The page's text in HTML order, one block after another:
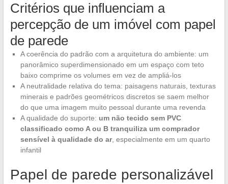
Critérios que influenciam a
percepção de um imóvel com papel
de parede
A coerência do padrão com a arquitetura do ambiente: um
panorâmico superdimensionado em um espaço com teto
baixo comprime os volumes em vez de ampliá-los
A neutralidade relativa do tema: paisagens naturais, texturas
minerais e padrões geométricos discretos se saem melhor
do que uma imagem muito pessoal durante uma revenda
A qualidade do suporte: um não tecido sem PVC
classificado como A ou B tranquiliza um comprador
sensível à qualidade do ar, especialmente em um quarto
infantil
Papel de parede personalizável